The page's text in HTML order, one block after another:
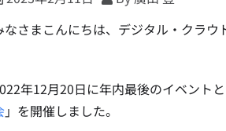
なさまこんにちは、デジタル・クラウ
年12月20日に年内最後のイベント
」を開催しました。